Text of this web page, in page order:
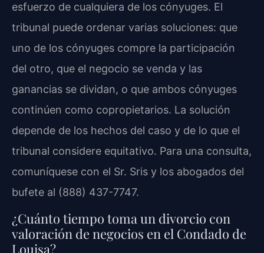
esfuerzo de cualquiera de los cónyuges. El
tribunal puede ordenar varias soluciones: que
uno de los cónyuges compre la participación
del otro, que el negocio se venda y las
ganancias se dividan, o que ambos cónyuges
continúen como copropietarios. La solución
depende de los hechos del caso y de lo que el
tribunal considere equitativo. Para una consulta,
comuníquese con el Sr. Sris y los abogados del
bufete al (888) 437-7747.
¿Cuánto tiempo toma un divorcio con
valoración de negocios en el Condado de
Louisa?